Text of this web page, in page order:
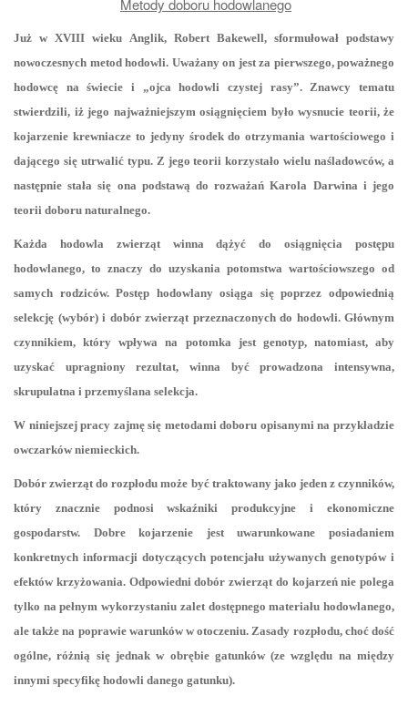
t
i
o
n
Metody doboru hodowlanego
Już w XVIII wieku Anglik, Robert Bakewell, sformułował podstawy
nowoczesnych metod hodowli. Uważany on jest za pierwszego, poważnego
hodowcę na świecie i „ojca hodowli czystej rasy”. Znawcy tematu
stwierdzili, iż jego najważniejszym osiągnięciem było wysnucie teorii, że
kojarzenie krewniacze to jedyny środek do otrzymania wartościowego i
dającego się utrwalić typu. Z jego teorii korzystało wielu naśladowców, a
następnie stała się ona podstawą do rozważań Karola Darwina i jego
teorii doboru naturalnego.
Każda hodowla zwierząt winna dążyć do osiągnięcia postępu
hodowlanego, to znaczy do uzyskania potomstwa wartościowszego od
samych rodziców. Postęp hodowlany osiąga się poprzez odpowiednią
selekcję (wybór) i dobór zwierząt przeznaczonych do hodowli. Głównym
czynnikiem, który wpływa na potomka jest genotyp, natomiast, aby
uzyskać upragniony rezultat, winna być prowadzona intensywna,
skrupulatna i przemyślana selekcja.
W niniejszej pracy zajmę się metodami doboru opisanymi na przykładzie
owczarków niemieckich.
Dobór zwierząt do rozpłodu może być traktowany jako jeden z czynników,
który znacznie podnosi wskaźniki produkcyjne i ekonomiczne
gospodarstw. Dobre kojarzenie jest uwarunkowane posiadaniem
konkretnych informacji dotyczących potencjału używanych genotypów i
efektów krzyżowania. Odpowiedni dobór zwierząt do kojarzeń nie polega
tylko na pełnym wykorzystaniu zalet dostępnego materiału hodowlanego,
ale także na poprawie warunków w otoczeniu. Zasady rozpłodu, choć dość
ogólne, różnią się jednak w obrębie gatunków (ze względu na między
innymi specyfikę hodowli danego gatunku).